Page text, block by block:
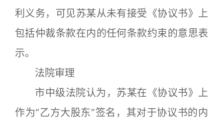
利义务，可见苏某从未有接受《协议书》上
包括仲裁条款在内的任何条款约束的意思表
示。
法院审理
市中级法院认为，苏某在《协议书》上
作为“乙方大股东”签名，其对于协议书的内